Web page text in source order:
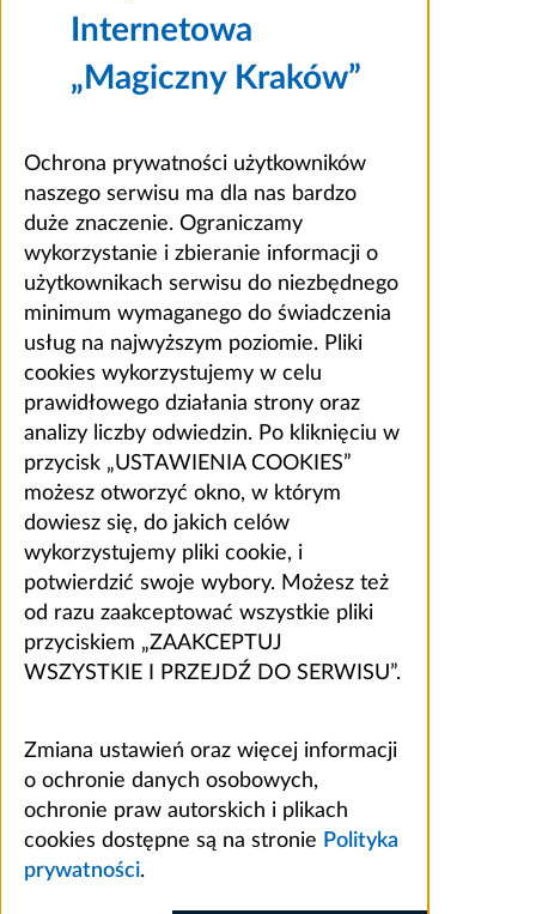
Internetowa
„Magiczny Kraków”
Ochrona prywatności użytkowników
naszego serwisu ma dla nas bardzo
duże znaczenie. Ograniczamy
wykorzystanie i zbieranie informacji o
użytkownikach serwisu do niezbędnego
minimum wymaganego do świadczenia
usług na najwyższym poziomie. Pliki
cookies wykorzystujemy w celu
prawidłowego działania strony oraz
analizy liczby odwiedzin. Po kliknięciu w
przycisk „USTAWIENIA COOKIES”
możesz otworzyć okno, w którym
dowiesz się, do jakich celów
wykorzystujemy pliki cookie, i
potwierdzić swoje wybory. Możesz też
od razu zaakceptować wszystkie pliki
przyciskiem „ZAAKCEPTUJ
WSZYSTKIE I PRZEJDŹ DO SERWISU”.
Zmiana ustawień oraz więcej informacji
o ochronie danych osobowych,
ochronie praw autorskich i plikach
cookies dostępne są na stronie Polityka
prywatności.